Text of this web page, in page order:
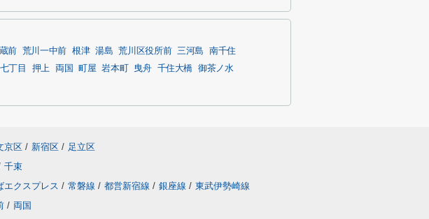
蔵前 荒川一中前 根津 湯島 荒川区役所前 三河島
南千住
丁目 押上 両国 町屋 岩本町 曳舟 千住大橋 御茶ノ水
京区 / 新宿区 / 足立区
千束
エクスプレス / 常磐線 / 都営新宿線 / 銀座線 / 東武伊勢崎線
/ 両国